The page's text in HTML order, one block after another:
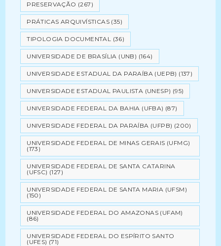
PRESERVAÇÃO (267)
PRÁTICAS ARQUIVÍSTICAS (35)
TIPOLOGIA DOCUMENTAL (36)
UNIVERSIDADE DE BRASÍLIA (UNB) (164)
UNIVERSIDADE ESTADUAL DA PARAÍBA (UEPB) (137)
UNIVERSIDADE ESTADUAL PAULISTA (UNESP) (95)
UNIVERSIDADE FEDERAL DA BAHIA (UFBA) (87)
UNIVERSIDADE FEDERAL DA PARAÍBA (UFPB) (200)
UNIVERSIDADE FEDERAL DE MINAS GERAIS (UFMG)
(173)
UNIVERSIDADE FEDERAL DE SANTA CATARINA
(UFSC) (127)
UNIVERSIDADE FEDERAL DE SANTA MARIA (UFSM)
(150)
UNIVERSIDADE FEDERAL DO AMAZONAS (UFAM)
(86)
UNIVERSIDADE FEDERAL DO ESPÍRITO SANTO
(UFES) (71)